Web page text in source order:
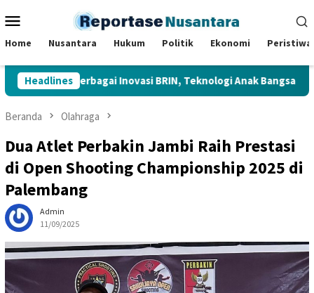
ke
Mobile
Home Nusantara Hukum Politik Ekonomi Peristiwa
Headlines
Berbagai Inovasi BRIN, Teknologi Anak Bangsa
Beranda Olahraga
Dua Atlet Perbakin Jambi Raih Prestasi
di Open Shooting Championship 2025 di
Palembang
Admin
11/09/2025